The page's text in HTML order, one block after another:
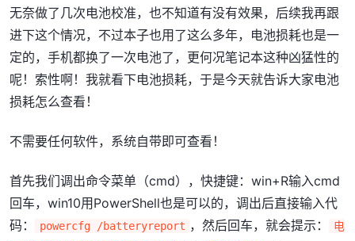
无奈做了几次电池校准，也不知道有没有效果，后续我再跟
进下这个情况，不过本子也用了这么多年，电池损耗也是一
定的，手机都换了一次电池了，更何况笔记本这种凶猛性的
呢！索性啊！我就看下电池损耗，于是今天就告诉大家电池
损耗怎么查看！
不需要任何软件，系统自带即可查看！
首先我们调出命令菜单（cmd），快捷键：win+R输入cmd
回车，win10用PowerShell也是可以的，调出后直接输入代
码：
powercfg /batteryreport ，然后回车，就会提示：
电